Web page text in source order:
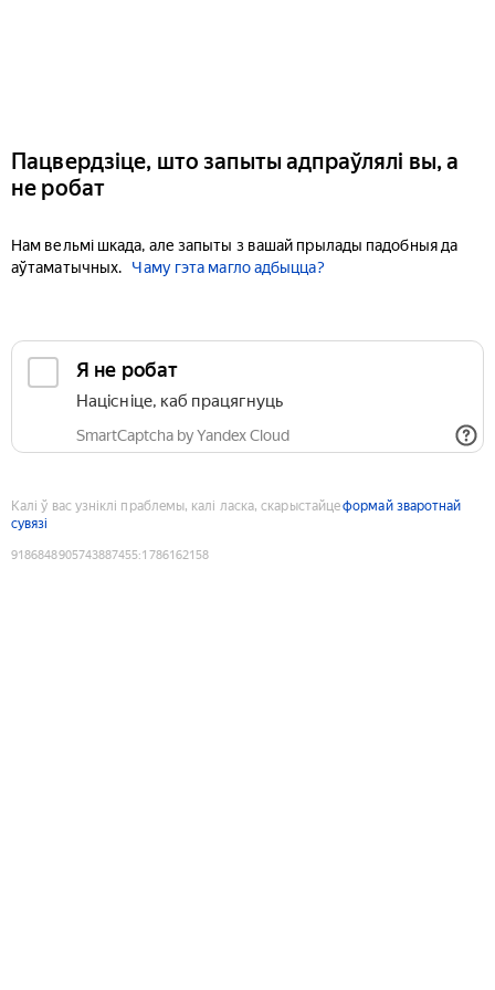
Пацвердзіце, што запыты адпраўлялі вы, а
не робат
Нам вельмі шкада, але запыты з вашай прылады падобныя да
аўтаматычных.
Чаму гэта магло адбыцца?
Я не робат
Націсніце, каб працягнуць
SmartCaptcha by Yandex Cloud
Калі ў вас узніклі праблемы, калі ласка, скарыстайцеформай зваротнай
сувязі
9186848905743887455:1786162158